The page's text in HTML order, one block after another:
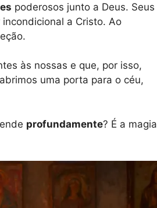
poderosos junto a Deus. Seus
a Cristo. Ao
às nossas e que, por isso,
uma porta para o céu,
profundamente? É a magia